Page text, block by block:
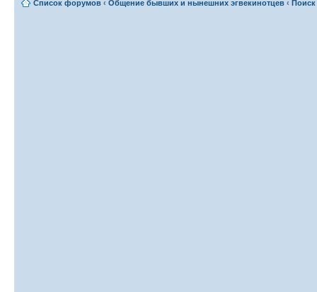
Список форумов ‹ Общение бывших и нынешних эгвекинотцев ‹ Поиск